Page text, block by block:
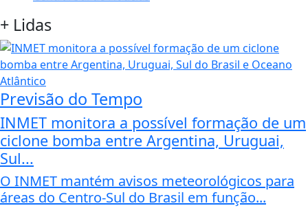
+ Lidas
Previsão do Tempo
INMET monitora a possível formação de um
ciclone bomba entre Argentina, Uruguai,
Sul...
O INMET mantém avisos meteorológicos para
áreas do Centro-Sul do Brasil em função...